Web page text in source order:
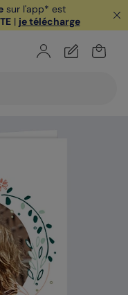
sur l'app* est
| je télécharge